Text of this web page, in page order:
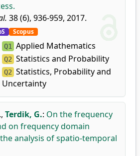
38 (6), 936-959, 2017.
Scopus
Q1 Applied Mathematics
Q2 Statistics and Probability
Q2 Statistics, Probability and
Uncertainty
, Terdik, G.: On the frequency
on frequency domain
analysis of spatio-temporal